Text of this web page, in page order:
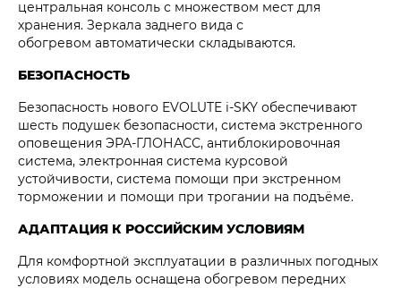
центральная консоль с множеством мест для
хранения. Зеркала заднего вида с
обогревом автоматически складываются.
БЕЗОПАСНОСТЬ
Безопасность нового EVOLUTE i‑SKY обеспечивают
шесть подушек безопасности, система экстренного
оповещения ЭРА-ГЛОНАСС, антиблокировочная
система, электронная система курсовой
устойчивости, система помощи при экстренном
торможении и помощи при трогании на подъёме.
АДАПТАЦИЯ К РОССИЙСКИМ УСЛОВИЯМ
Для комфортной эксплуатации в различных погодных
условиях модель оснащена обогревом передних